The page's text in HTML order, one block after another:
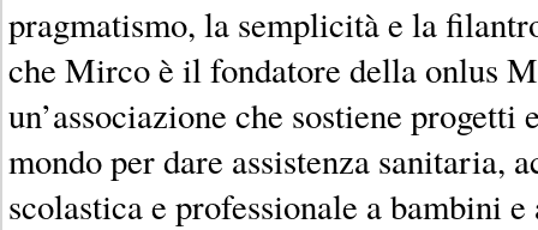
pragmatismo, la semplicità e la
che Mirco è il fondatore della onlus
un’associazione che sostiene
mondo per dare assistenza sanitaria,
scolastica e professionale a bambini